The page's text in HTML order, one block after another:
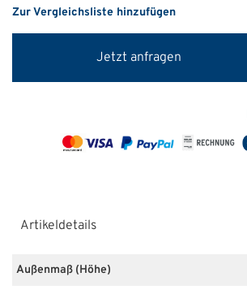
Zur Vergleichsliste hinzufügen
Jetzt anfragen
Artikeldetails
Außenmaß (Höhe)